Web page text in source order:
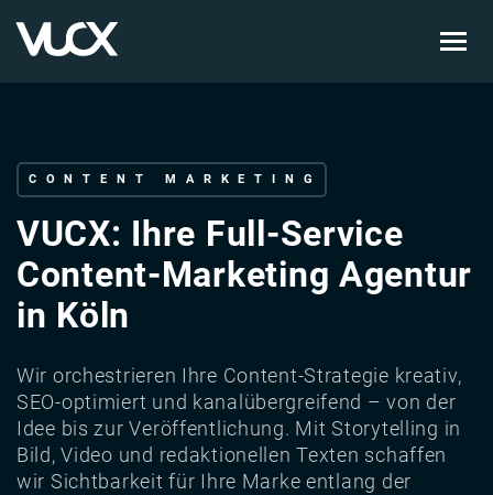
CONTENT MARKETING
VUCX: Ihre Full-Service
Content-Marketing Agentur
in Köln
Wir orchestrieren Ihre Content-Strategie kreativ,
SEO-optimiert und kanalübergreifend – von der
Idee bis zur Veröffentlichung. Mit Storytelling in
Bild, Video und redaktionellen Texten schaffen
wir Sichtbarkeit für Ihre Marke entlang der